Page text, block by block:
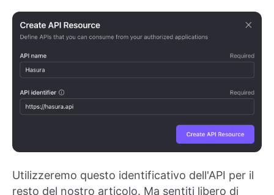
Utilizzeremo questo identificativo dell'API per il
resto del nostro articolo. Ma sentiti libero di